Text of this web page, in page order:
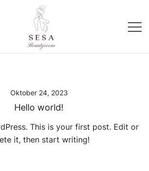
Oktober 24, 2023
Hello world!
This is your first post. Edit or
it, then start writing!